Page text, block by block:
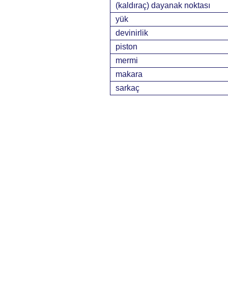
(kaldıraç) dayanak noktası
yük
devinirlik
piston
mermi
makara
sarkaç